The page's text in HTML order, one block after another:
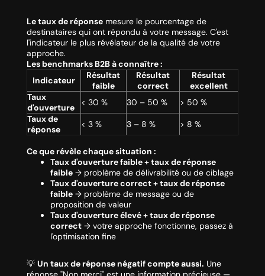
Le taux de réponsemesure le pourcentage de
destinataires qui ont répondu à votre message. C'est
l'indicateur le plus révélateur de la qualité de votre
approche.
Les benchmarks B2B à connaître :
Indicateur
Résultat
faible
Résultat
correct
Résultat
excellent
Taux
d'ouverture
< 30 % 30 – 50 %
> 50 %
Taux de
réponse
< 3 % 3 – 8 % > 8 %
Ce que révèle chaque situation :
Taux d'ouverture faible + taux de réponse
faible→ problème de délivrabilité ou de ciblage
Taux d'ouverture correct + taux de réponse
faible→ problème de message ou de
proposition de valeur
Taux d'ouverture élevé + taux de réponse
correct→ votre approche fonctionne, passez à
l'optimisation fine
💡 Un taux de réponse négatif compte aussi. Une